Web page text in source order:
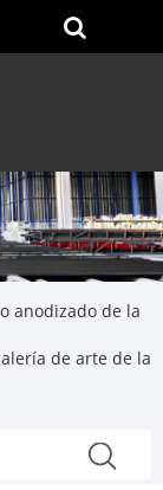
anodizado de la
de arte de la